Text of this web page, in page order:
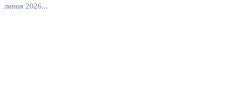
липня 2026...